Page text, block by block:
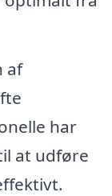
af
har
at udføre